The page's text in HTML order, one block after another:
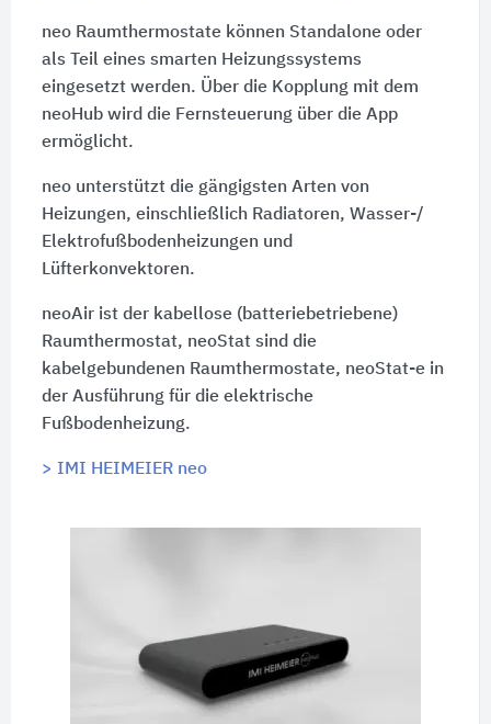
neo Raumthermostate können Standalone oder
als Teil eines smarten Heizungssystems
eingesetzt werden. Über die Kopplung mit dem
neoHub wird die Fernsteuerung über die App
ermöglicht.
neo unterstützt die gängigsten Arten von
Heizungen, einschließlich Radiatoren, Wasser-/
Elektrofußbodenheizungen und
Lüfterkonvektoren.
neoAir ist der kabellose (batteriebetriebene)
Raumthermostat, neoStat sind die
kabelgebundenen Raumthermostate, neoStat-e in
der Ausführung für die elektrische
Fußbodenheizung.
> IMI HEIMEIER neo